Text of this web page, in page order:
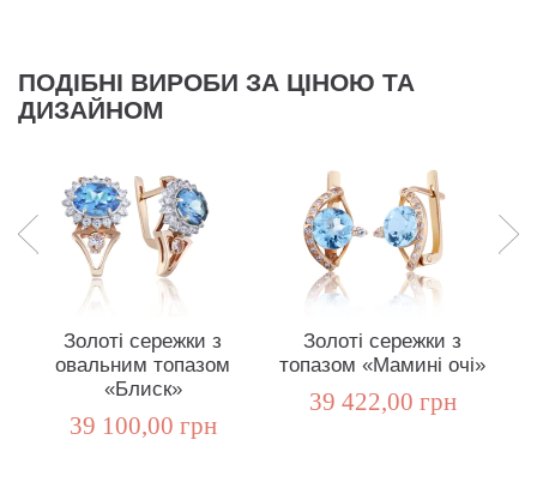
ПОДІБНІ ВИРОБИ ЗА ЦІНОЮ ТА
ДИЗАЙНОМ
Золоті сережки з
овальним топазом
«Блиск»
39 100,00 грн
Золоті сережки з
топазом «Мамині очі»
39 422,00 грн